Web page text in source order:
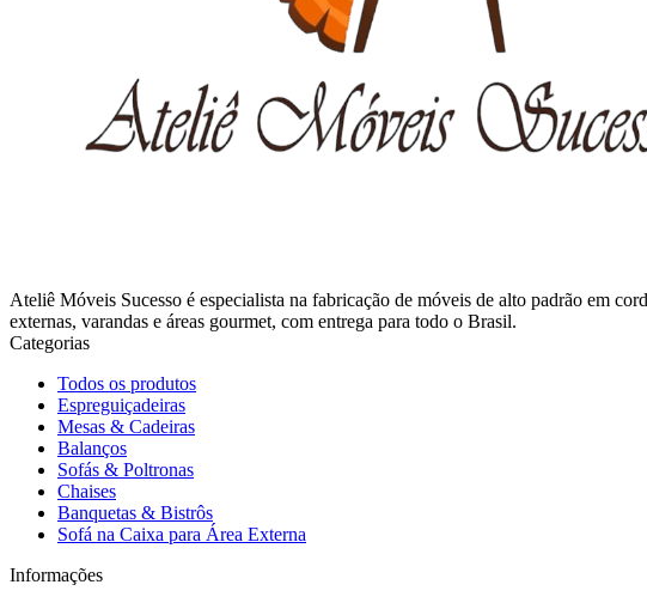
Ateliê Móveis Sucesso é especialista na fabricação de móveis de alto padrão em
externas, varandas e áreas gourmet, com entrega para todo o Brasil.
Categorias
Todos os produtos
Espreguiçadeiras
Mesas & Cadeiras
Balanços
Sofás & Poltronas
Chaises
Banquetas & Bistrôs
Sofá na Caixa para Área Externa
Informações